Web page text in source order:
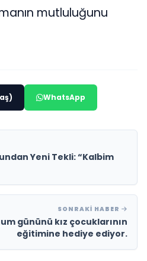
mutluluğunu
WhatsApp
Yeni Tekli: “Kalbim
SONRAKI HABER
gününü kız çocuklarının
eğitimine hediye ediyor.